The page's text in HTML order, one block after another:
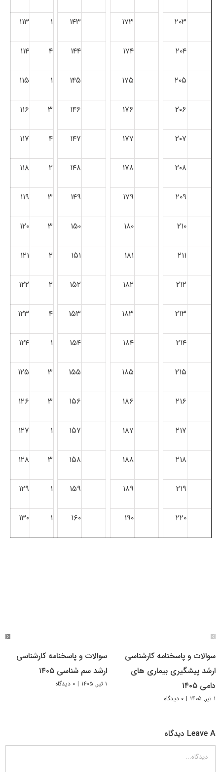
۲۰۳ ۱۷۳ ۱۴۳ ۱ ۱۱۳
۲۰۴ ۱۷۴ ۱۴۴ ۴ ۱۱۴
۲۰۵ ۱۷۵ ۱۴۵ ۱ ۱۱۵
۲۰۶ ۱۷۶ ۱۴۶ ۳ ۱۱۶
۲۰۷ ۱۷۷ ۱۴۷ ۴ ۱۱۷
۲۰۸ ۱۷۸ ۱۴۸ ۲ ۱۱۸
۲۰۹ ۱۷۹ ۱۴۹ ۳ ۱۱۹
۲۱۰ ۱۸۰ ۱۵۰ ۳ ۱۲۰
۲۱۱ ۱۸۱ ۱۵۱ ۲ ۱۲۱
۲۱۲ ۱۸۲ ۱۵۲ ۲ ۱۲۲
۲۱۳ ۱۸۳ ۱۵۳ ۴ ۱۲۳
۲۱۴ ۱۸۴ ۱۵۴ ۱ ۱۲۴
۲۱۵ ۱۸۵ ۱۵۵ ۳ ۱۲۵
۲۱۶ ۱۸۶ ۱۵۶ ۳ ۱۲۶
۲۱۷ ۱۸۷ ۱۵۷ ۱ ۱۲۷
۲۱۸ ۱۸۸ ۱۵۸ ۳ ۱۲۸
۲۱۹ ۱۸۹ ۱۵۹ ۱ ۱۲۹
۲۲۰ ۱۹۰ ۱۶۰ ۱ ۱۳۰
سوالات و پاسخنامه کارشناسی
ارشد پیشگیری بیماری های
دامی ۱۴۰۵
۱ تیر, ۱۴۰۵ | ۰ دیدگاه
سوالات و پاسخنامه کارشناسی
ارشد سم شناسی ۱۴۰۵
۱ تیر, ۱۴۰۵ | ۰ دیدگاه
Leave A دیدگاه
دیدگاه